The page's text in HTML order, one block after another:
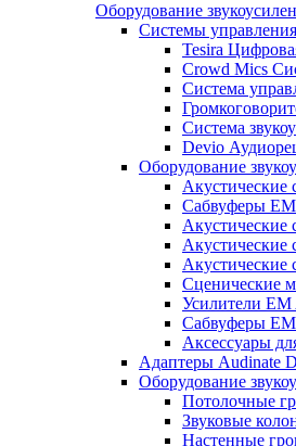
Оборудование
Системы
Tesira
Crowd Mics
Система
Система
Devio
Оборудование
Сабвуферы EM
Акустические
Акустические
Акустические
Сценические
Усилители EM
Сабвуферы
Аксессуары
Адаптеры Audinate
Оборудование
Потолочные
Звуковые
Настенные